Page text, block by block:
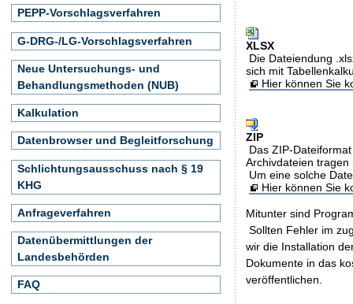
XLSX
Die Dateiendung
sich mit
Hier können Sie
ZIP
Das ZIP-
Archivdateien
Um eine solche
Hier können Sie
Mitunter sind
Sollten Fehler im
wir die Installation
Dokumente in das
veröffentlichen.
PEPP-Vorschlagsverfahren
G-DRG-/LG-Vorschlagsverfahren
Neue Untersuchungs- und
Behandlungsmethoden (NUB)
Kalkulation
Datenbrowser und Begleitforschung
Schlichtungsausschuss nach § 19
KHG
Anfrageverfahren
Datenübermittlungen der
Landesbehörden
FAQ